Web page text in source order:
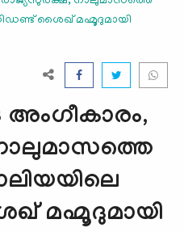
ശൈഖ് മഹ്മൂദുമായി
മഹ്മൂദുമായി